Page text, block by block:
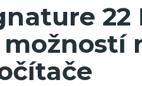
22